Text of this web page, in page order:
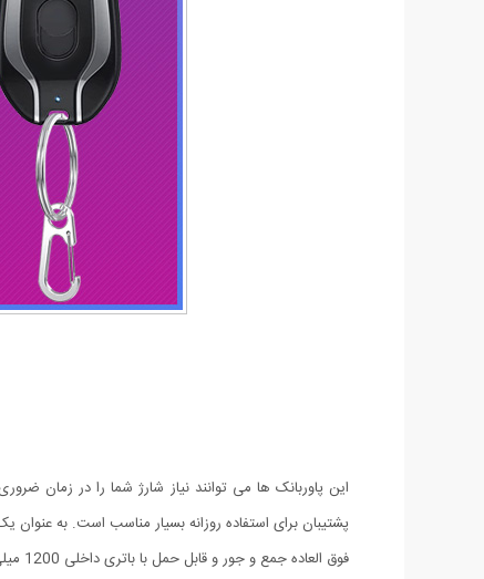
پشتیبان برای استفاده روزانه بسیار مناسب است. به عنوان